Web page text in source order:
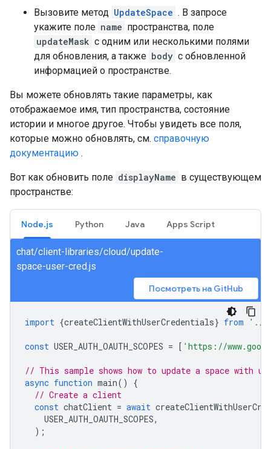
Вызовите метод UpdateSpace . В запросе
укажите поле name пространства, поле
updateMask с одним или несколькими полями
для обновления, а также body с обновленной
информацией о пространстве.
Вы можете обновлять такие параметры, как
отображаемое имя, тип пространства, состояние
истории и многое другое. Чтобы увидеть все поля,
которые можно обновлять, см. справочную
документацию .
Вот как обновить поле displayName в существующем
пространстве:
Node.js Python Java Apps Script
chat/client-libraries/cloud/update-
space-user-cred.js
Посмотреть на GitHub
import {createClientWithUserCredentials} from './
const USER_AUTH_OAUTH_SCOPES = [ 'https://
// This sample shows how to update a space with
async function main()
{
// Create a client
const chatClient = await
USER_AUTH_OAUTH_SCOPES,
);